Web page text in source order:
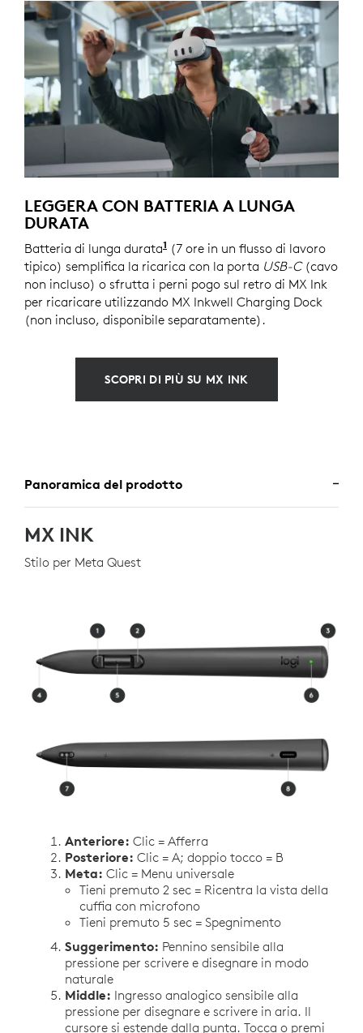
LEGGERA CON BATTERIA A LUNGA
DURATA
Batteria di lunga durata1 La durata della batteria varia
(7 ore in un flusso di lavoro
tipico) semplifica la ricarica con la porta USB-C(cavo
non incluso) o sfrutta i perni pogo sul retro di MX Ink
per ricaricare utilizzando MX Inkwell Charging Dock
(non incluso, disponibile separatamente).
SCOPRI DI PIÙ SU MX INK
Panoramica del prodotto
MX INK
Stilo per Meta Quest
Anteriore: Clic = Afferra
Posteriore: Clic = A; doppio tocco = B
Meta: Clic = Menu universale
Tieni premuto 2 sec = Ricentra la vista della
cuffia con microfono
Tieni premuto 5 sec = Spegnimento
Suggerimento: Pennino sensibile alla
pressione per scrivere e disegnare in modo
naturale
Middle: Ingresso analogico sensibile alla
pressione per disegnare e scrivere in aria. Il
cursore si estende dalla punta. Tocca o premi